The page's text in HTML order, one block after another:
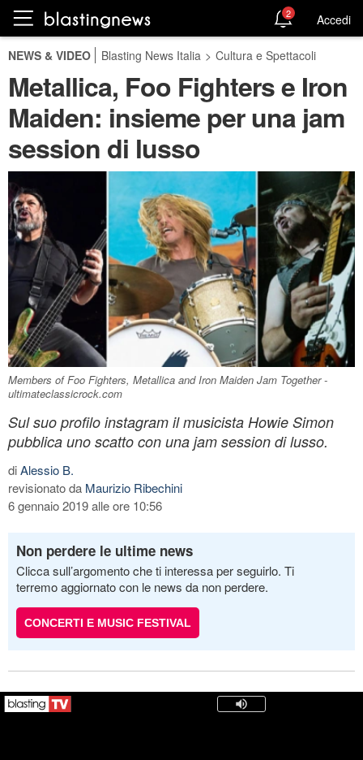
2 Accedi
NEWS & VIDEO Blasting News Italia > Cultura e Spettacoli
Metallica, Foo Fighters e Iron
Maiden: insieme per una jam
session di lusso
Members of Foo Fighters, Metallica and Iron Maiden Jam Together -
ultimateclassicrock.com
Sul suo profilo instagram il musicista Howie Simon
pubblica uno scatto con una jam session di lusso.
diAlessio B.
revisionato da Maurizio Ribechini
6 gennaio 2019 alle ore 10:56
Non perdere le ultime news
Clicca sull’argomento che ti interessa per seguirlo. Ti
terremo aggiornato con le news da non perdere.
CONCERTI E MUSIC FESTIVAL